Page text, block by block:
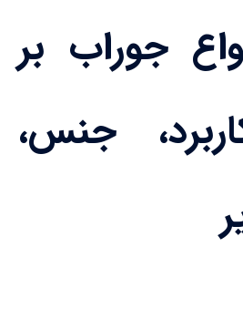
جوراب بر
جنس،